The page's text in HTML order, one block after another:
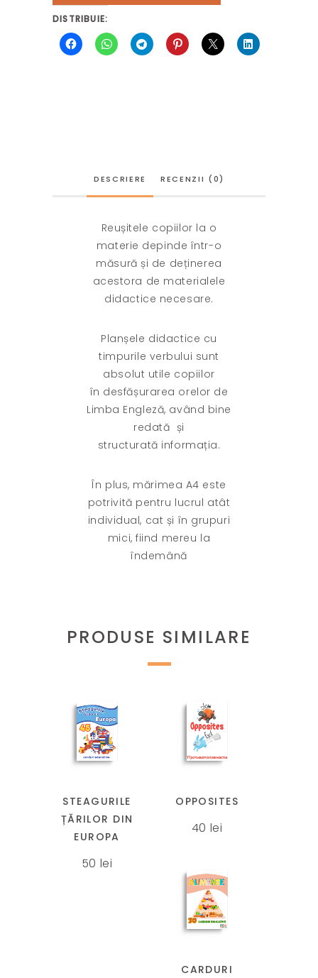
DISTRIBUIE:
DESCRIERE RECENZII (0)
Reușitele copiilor la o
materie depinde într-o
măsură și de deținerea
acestora de materialele
didactice necesare.
Planșele didactice cu
timpurile verbului sunt
absolut utile copiilor
în desfășurarea orelor de
Limba Engleză, având bine
redată și
structurată informația.
În plus, mărimea A4 este
potrivită pentru lucrul atât
individual, cat și în grupuri
mici, fiind mereu la
îndemână
PRODUSE SIMILARE
Acest
produs
pot
STEAGURILE
ȚĂRILOR DIN
EUROPA
50 lei
OPPOSITES
40 lei
Acest
produs
CARDURI